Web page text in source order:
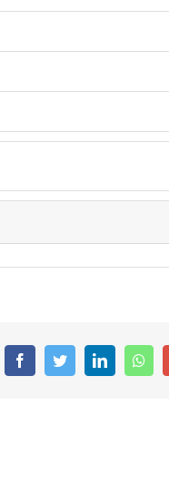
FacebookTwitterLinkedIn